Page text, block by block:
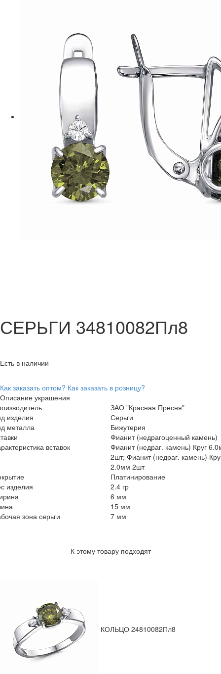
СЕРЬГИ 34810082Пл8
Есть в наличии
Как заказать оптом? Как заказать в розницу?
Описание украшения
ЗАО "Красная Пресня"
изделия
Серьги
металла
Бижутерия
Фианит (недрагоценный камень)
вставок
Фианит (недраг. камень) Круг
2шт; Фианит (недраг. камень)
2.0мм 2шт
Платинирование
изделия
2.4 гр
6 мм
15 мм
зона серьги
7 мм
К этому товару подходят
КОЛЬЦО 24810082Пл8